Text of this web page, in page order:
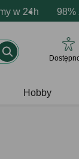
24h 98%
produktów
emocje -
Hobby